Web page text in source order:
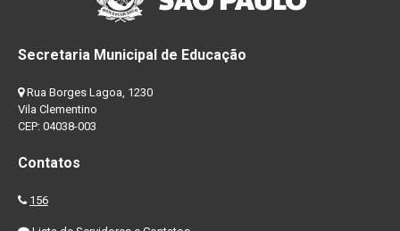
Secretaria Municipal de Educação
Rua Borges Lagoa, 1230
Vila Clementino
CEP: 04038-003
Contatos
156